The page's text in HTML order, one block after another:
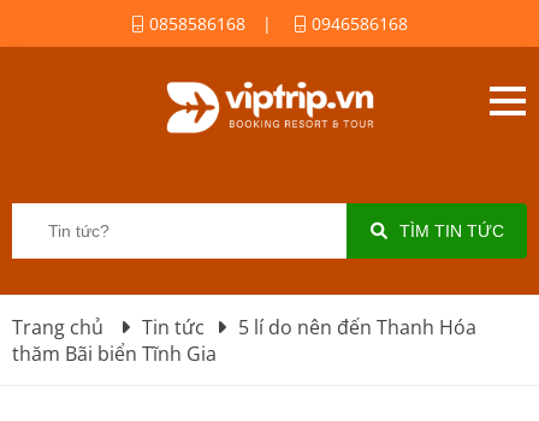
0858586168 | 0946586168
TÌM TIN TỨC
Trang chủ Tin tức
5 lí do nên đến Thanh Hóa
thăm Bãi biển Tĩnh Gia